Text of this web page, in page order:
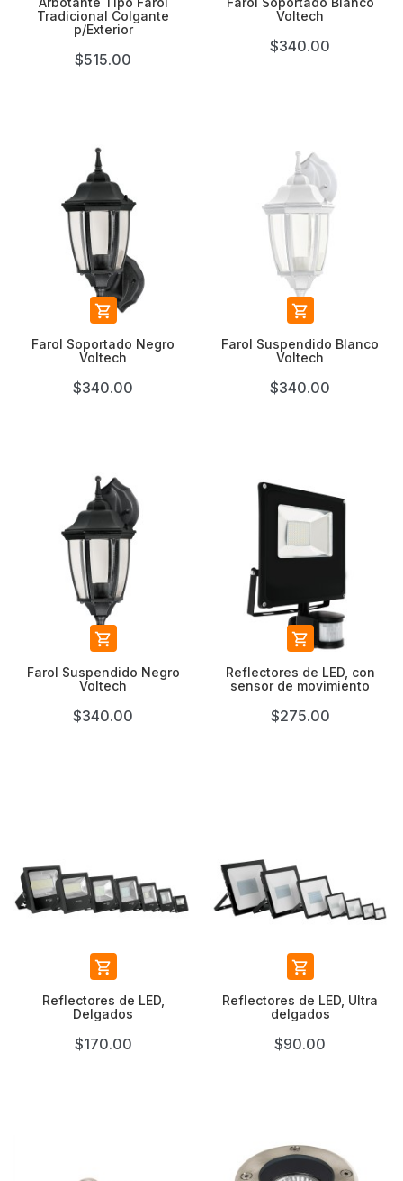
Tradicional Colgante
p/Exterior
$515.00
Voltech
$340.00

Farol Soportado Negro
Voltech
$340.00

Farol Suspendido Blanco
Voltech
$340.00

Farol Suspendido Negro
Voltech
$340.00

Reflectores de LED, con
sensor de movimiento
$275.00

Reflectores de LED,
Delgados
$170.00

Reflectores de LED, Ultra
delgados
$90.00